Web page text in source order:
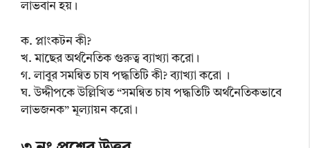
লাভবান হয়।
ক. প্লাংকটন কী?
খ. মাছের অর্থনৈতিক গুরুত্ব ব্যাখ্যা করো।
গ. লাবুর সমন্বিত চাষ পদ্ধতিটি কী? ব্যাখ্যা করো ।
ঘ. উদ্দীপকে উল্লিখিত “সমন্বিত চাষ পদ্ধতিটি অর্থনৈতিকভাবে
লাভজনক” মূল্যায়ন করো।